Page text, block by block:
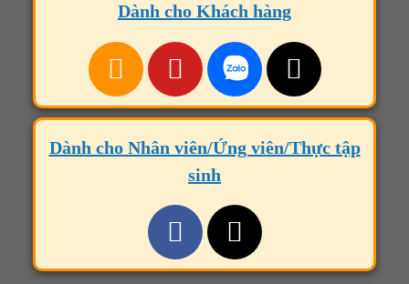
Dành cho Khách hàng
Dành cho Nhân viên/Ứng viên/Thực tập
sinh